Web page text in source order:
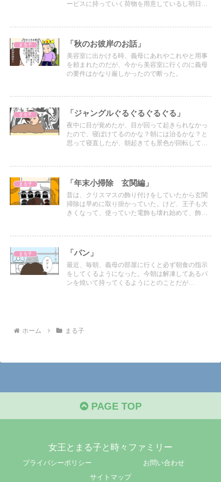
ービスに持っていく荷物を用意しているし明日こ
まる子 「秋のお彼岸のお話」
美容室に出かける時、義母にあれやこれやと用事
を頼まれたのだが、今から美容室に行くのに義母
の要件はかなり厳しかったので断った。
まる子 「ジャングルぐるぐるぐるぐる」
夜中に目が覚めたが、目が回って起きられなかっ
たので、寝ぼけてるのかな？朝には治るかな？と
思って寝直したが、朝起きても景色が回転してい
まる子 「年末小掃除 玄関編」
昔は、クリスマスの飾り付けをしていたから玄関
掃除は早めに取り掛かっていた。けど、王子も大
きくなって、使っていた電飾も壊れ始めて、飾り
まる子 「パン」
最近、毎朝、義母の部屋に行くと必ず朝食の指示
をしてくるようになった。今朝は解凍してあるパ
ンを焼いて持ってくるようにとのことだが…
ホーム まる子
PAGE TOP
女王とまる子と時々ファミリー
プライバシーポリシー
お問い合わせ
サイトマップ